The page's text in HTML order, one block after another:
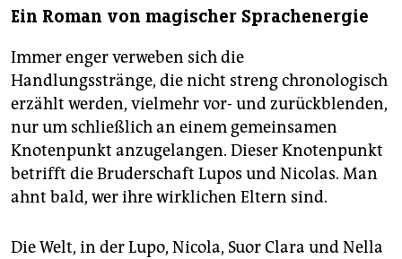
Ein Roman von magischer Sprachenergie
Immer enger verweben sich die
Handlungsstränge, die nicht streng chronologisch
erzählt werden, vielmehr vor- und zurückblenden,
nur um schließlich an einem gemeinsamen
Knotenpunkt anzugelangen. Dieser Knotenpunkt
betrifft die Bruderschaft Lupos und Nicolas. Man
ahnt bald, wer ihre wirklichen Eltern sind.
Die Welt, in der Lupo, Nicola, Suor Clara und Nella